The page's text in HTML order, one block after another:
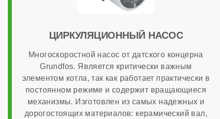
ЦИРКУЛЯЦИОННЫЙ НАСОС
Многоскоростной насос от датского концерна
Grundfos. Является критически важным
элементом котла, так как работает практически в
постоянном режиме и содержит вращающиеся
механизмы. Изготовлен из самых надежных и
дорогостоящих материалов: керамический вал,